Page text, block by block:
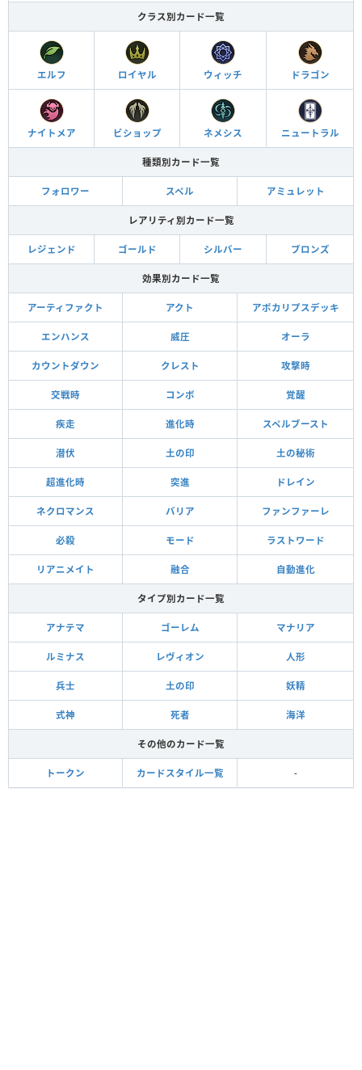
クラス別カード一覧
エルフ ロイヤル ウィッチ ドラゴン
ナイトメア ビショップ ネメシス ニュートラル
種類別カード一覧
フォロワー スペル アミュレット
レアリティ別カード一覧
レジェンド ゴールド シルバー ブロンズ
効果別カード一覧
アーティファクト アクト アポカリプスデッキ
エンハンス 威圧 オーラ
カウントダウン クレスト 攻撃時
交戦時 コンボ 覚醒
疾走 進化時 スペルブースト
潜伏 土の印 土の秘術
超進化時 突進 ドレイン
ネクロマンス バリア ファンファーレ
必殺 モード ラストワード
リアニメイト 融合 自動進化
タイプ別カード一覧
アナテマ ゴーレム マナリア
ルミナス レヴィオン 人形
兵士 土の印 妖精
式神 死者 海洋
その他のカード一覧
トークン カードスタイル一覧 -